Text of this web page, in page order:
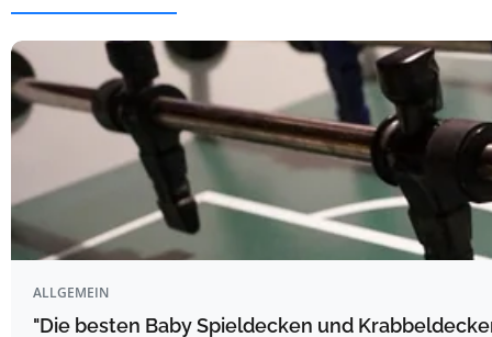
ALLGEMEIN
"Die besten Baby Spieldecken und